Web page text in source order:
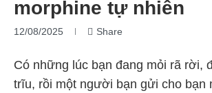
morphine tự nhiên
12/08/2025 Share
Có những lúc bạn đang mỏi rã rời,
trĩu, rồi một người bạn gửi cho bạn